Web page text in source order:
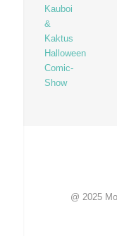
Kauboi
&
Kaktus
Halloween
Comic-
Show
@ 2025